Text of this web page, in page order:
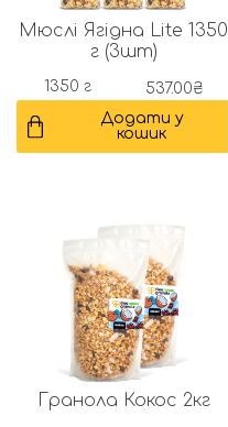
Мюслі Ягідна Lite 1350
г (3шт)
1350 г 537.00₴
Додати у
кошик
Гранола Кокос 2кг